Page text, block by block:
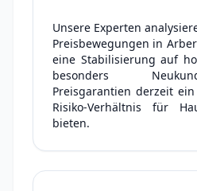
Unsere Experten
Preisbewegungen in
eine Stabilisierung auf
besonders
Preisgarantien derzeit
Risiko-Verhältnis für
bieten.